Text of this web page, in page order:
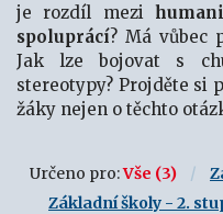
je rozdíl mezi
spoluprácí? Má vůbec
Jak lze bojovat s
stereotypy? Projděte si
žáky nejen o těchto
Určeno pro:Vše (3)
Základní školy - 2.